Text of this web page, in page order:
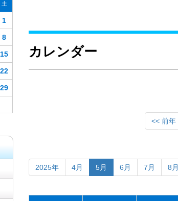
カレンダー
<< 前年
2025年 4月 5月 6月 7月 8月
土
1
8
15
22
29